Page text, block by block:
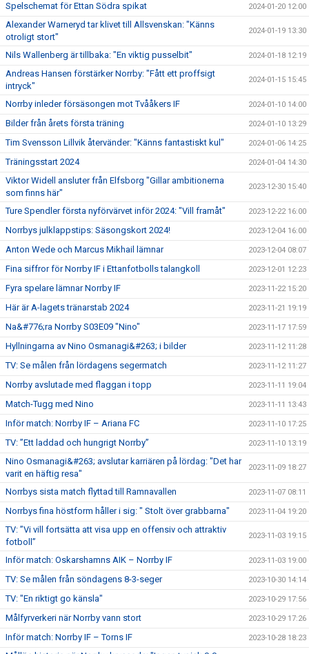
Spelschemat för Ettan Södra spikat 2024-01-20 12:00
Alexander Warneryd tar klivet till Allsvenskan: "Känns
otroligt stort"
2024-01-19 13:30
Nils Wallenberg är tillbaka: "En viktig pusselbit" 2024-01-18 12:19
Andreas Hansen förstärker Norrby: "Fått ett proffsigt
intryck"
2024-01-15 15:45
Norrby inleder försäsongen mot Tvååkers IF 2024-01-10 14:00
Bilder från årets första träning 2024-01-10 13:29
Tim Svensson Lillvik återvänder: "Känns fantastiskt kul" 2024-01-06 14:25
Träningsstart 2024 2024-01-04 14:30
Viktor Widell ansluter från Elfsborg "Gillar ambitionerna
som finns här"
2023-12-30 15:40
Ture Spendler första nyförvärvet inför 2024: "Vill framåt" 2023-12-22 16:00
Norrbys julklappstips: Säsongskort 2024! 2023-12-04 16:00
Anton Wede och Marcus Mikhail lämnar 2023-12-04 08:07
Fina siffror för Norrby IF i Ettanfotbolls talangkoll 2023-12-01 12:23
Fyra spelare lämnar Norrby IF 2023-11-22 15:20
Här är A-lagets tränarstab 2024 2023-11-21 19:19
Na&#776;ra Norrby S03E09 "Nino" 2023-11-17 17:59
Hyllningarna av Nino Osmanagi&#263; i bilder 2023-11-12 11:28
TV: Se målen från lördagens segermatch 2023-11-12 11:27
Norrby avslutade med flaggan i topp 2023-11-11 19:04
Match-Tugg med Nino 2023-11-11 13:43
Inför match: Norrby IF – Ariana FC 2023-11-10 17:25
TV: ”Ett laddad och hungrigt Norrby” 2023-11-10 13:19
Nino Osmanagi&#263; avslutar karriären på lördag: "Det har
varit en häftig resa"
2023-11-09 18:27
Norrbys sista match flyttad till Ramnavallen 2023-11-07 08:11
Norrbys fina höstform håller i sig: " Stolt över grabbarna" 2023-11-04 19:20
TV: ”Vi vill fortsätta att visa upp en offensiv och attraktiv
fotboll”
2023-11-03 19:15
Inför match: Oskarshamns AIK – Norrby IF 2023-11-03 19:00
TV: Se målen från söndagens 8-3-seger 2023-10-30 14:14
TV: "En riktigt go känsla" 2023-10-29 17:56
Målfyrverkeri när Norrby vann stort 2023-10-29 17:26
Inför match: Norrby IF – Torns IF 2023-10-28 18:23